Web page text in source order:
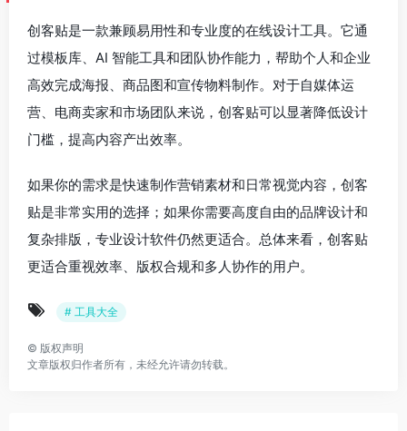
创客贴是一款兼顾易用性和专业度的在线设计工具。它通
过模板库、AI 智能工具和团队协作能力，帮助个人和企业
高效完成海报、商品图和宣传物料制作。对于自媒体运
营、电商卖家和市场团队来说，创客贴可以显著降低设计
门槛，提高内容产出效率。
如果你的需求是快速制作营销素材和日常视觉内容，创客
贴是非常实用的选择；如果你需要高度自由的品牌设计和
复杂排版，专业设计软件仍然更适合。总体来看，创客贴
更适合重视效率、版权合规和多人协作的用户。
# 工具大全
© 版权声明
文章版权归作者所有，未经允许请勿转载。